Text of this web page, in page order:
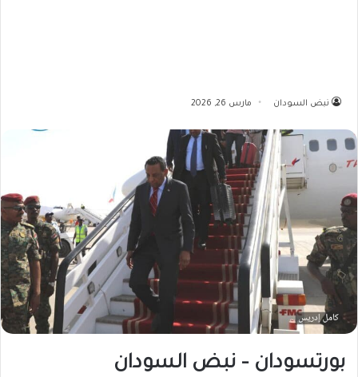
نبض السودان مارس 26, 2026
بورتسودان – نبض السودان